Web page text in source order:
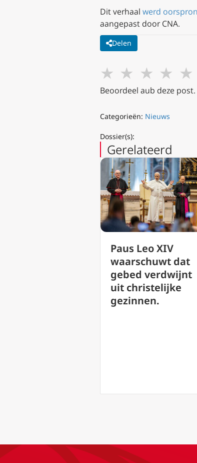
Dit verhaal werd
aangepast door CNA.
Delen
★ ★ ★ ★ ★
Beoordeel aub deze post.
Categorieën: Nieuws
Dossier(s):
Gerelateerd
De Oekraïense
ambassadeur
zegt dat een
pauselijk
een grote